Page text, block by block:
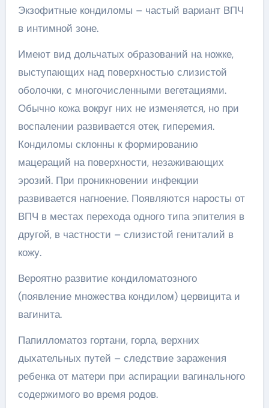
Экзофитные кондиломы – частый вариант ВПЧ
в интимной зоне.
Имеют вид дольчатых образований на ножке,
выступающих над поверхностью слизистой
оболочки, с многочисленными вегетациями.
Обычно кожа вокруг них не изменяется, но при
воспалении развивается отек, гиперемия.
Кондиломы склонны к формированию
мацераций на поверхности, незаживающих
эрозий. При проникновении инфекции
развивается нагноение. Появляются наросты от
ВПЧ в местах перехода одного типа эпителия в
другой, в частности – слизистой гениталий в
кожу.
Вероятно развитие кондиломатозного
(появление множества кондилом) цервицита и
вагинита.
Папилломатоз гортани, горла, верхних
дыхательных путей – следствие заражения
ребенка от матери при аспирации вагинального
содержимого во время родов.